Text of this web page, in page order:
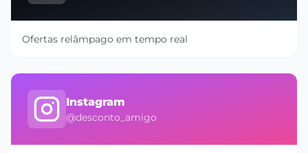
Ofertas relâmpago em tempo real
Instagram
@desconto_amigo